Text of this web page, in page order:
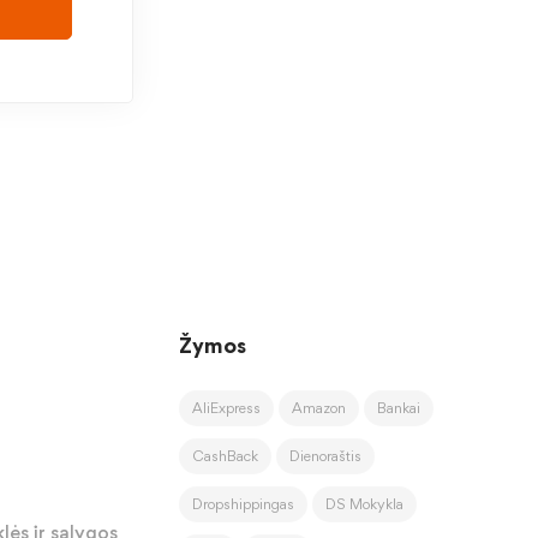
ir sąlygos
Žymos
AliExpress Amazon Bankai
CashBack Dienoraštis
Dropshippingas DS Mokykla